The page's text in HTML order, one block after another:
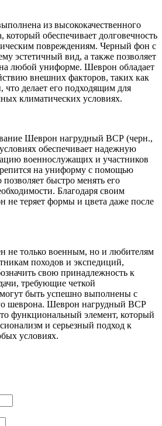
из высококачественного
который обеспечивает долговечность
повреждениям. Черный фон с
эстетичный вид, а также позволяет
любой униформе. Шеврон обладает
внешних факторов, таких как
что делает его подходящим для
климатических условиях.
Шеврон нагрудный ВСР (черн.,
обеспечивает надежную
военнослужащих и участников
на униформу с помощью
быстро менять его
Благодаря своим
не теряет формы и цвета даже после
не только военным, но и любителям
походов и экспедиций,
свою принадлежность к
требующие четкой
быть успешно выполнены с
шеврона. Шеврон нагрудный ВСР
функциональный элемент, который
и серьезный подход к
условиях.